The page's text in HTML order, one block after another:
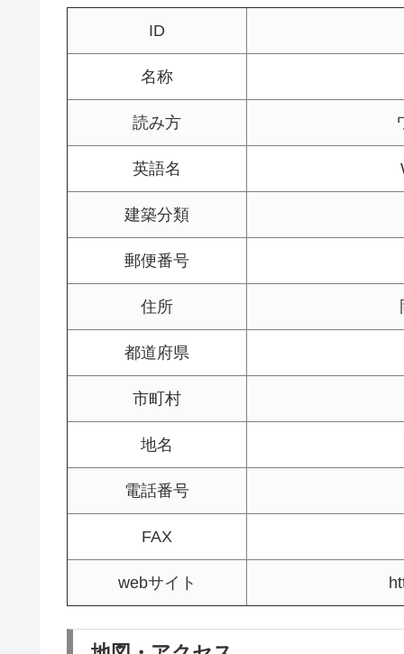
ID
名称
読み方
英語名
建築分類
郵便番号
住所
都道府県
市町村
地名
電話番号
FAX
webサイト